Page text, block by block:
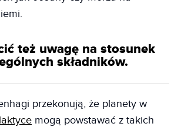
też uwagę na stosunek
składników.
przekonują, że planety w
mogą powstawać z takich